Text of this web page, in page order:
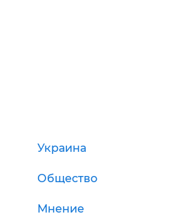
Украина
Общество
Мнение